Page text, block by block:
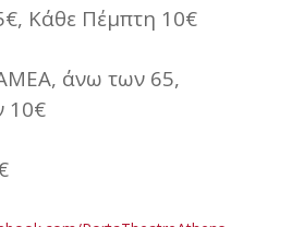
Κάθε Πέμπτη 10€
άνω των 65,
10€